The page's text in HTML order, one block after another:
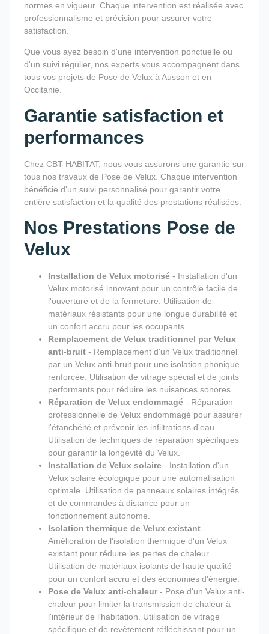
normes en vigueur. Chaque intervention est réalisée avec
professionnalisme et précision pour assurer votre
satisfaction.
Que vous ayez besoin d'une intervention ponctuelle ou
d'un suivi régulier, nos experts vous accompagnent dans
tous vos projets de Pose de Velux à Ausson et en
Occitanie.
Garantie satisfaction et
performances
Chez CBT HABITAT, nous vous assurons une garantie sur
tous nos travaux de Pose de Velux. Chaque intervention
bénéficie d'un suivi personnalisé pour garantir votre
entière satisfaction et la qualité des prestations réalisées.
Nos Prestations Pose de
Velux
Installation de Velux motorisé - Installation d'un
Velux motorisé innovant pour un contrôle facile de
l'ouverture et de la fermeture. Utilisation de
matériaux résistants pour une longue durabilité et
un confort accru pour les occupants.
Remplacement de Velux traditionnel par Velux
anti-bruit - Remplacement d'un Velux traditionnel
par un Velux anti-bruit pour une isolation phonique
renforcée. Utilisation de vitrage spécial et de joints
performants pour réduire les nuisances sonores.
Réparation de Velux endommagé - Réparation
professionnelle de Velux endommagé pour assurer
l'étanchéité et prévenir les infiltrations d'eau.
Utilisation de techniques de réparation spécifiques
pour garantir la longévité du Velux.
Installation de Velux solaire - Installation d'un
Velux solaire écologique pour une automatisation
optimale. Utilisation de panneaux solaires intégrés
et de commandes à distance pour un
fonctionnement autonome.
Isolation thermique de Velux existant -
Amélioration de l'isolation thermique d'un Velux
existant pour réduire les pertes de chaleur.
Utilisation de matériaux isolants de haute qualité
pour un confort accru et des économies d'énergie.
Pose de Velux anti-chaleur- Pose d'un Velux anti-
chaleur pour limiter la transmission de chaleur à
l'intérieur de l'habitation. Utilisation de vitrage
spécifique et de revêtement réfléchissant pour un